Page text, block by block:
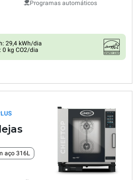
Programas automáticos
29,4 kWh/dia
0 kg CO2/dia
aço 316L